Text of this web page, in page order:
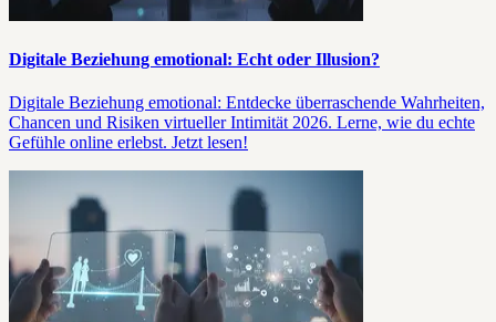
Digitale Beziehung emotional: Echt oder Illusion?
Digitale Beziehung emotional: Entdecke überraschende Wahrheiten,
Chancen und Risiken virtueller Intimität 2026. Lerne, wie du echte
Gefühle online erlebst. Jetzt lesen!